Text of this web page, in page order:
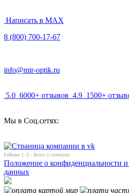
Написать в MAX
8 (800) 700-17-67
info@mir-optik.ru
5.0 6000+ отзывов 4.9 1500+
Мы в Соц.сетях:
Рейтинг 1 /5 - Всего 1 голос(ов)
Положение о конфиденциальности
данных